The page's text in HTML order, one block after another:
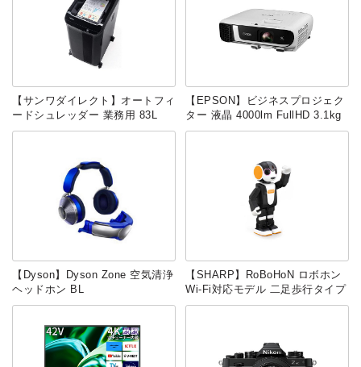
【サンワダイレクト】オートフィ
ードシュレッダー 業務用 83L
【EPSON】ビジネスプロジェク
ター 液晶 4000lm FullHD 3.1kg
【Dyson】Dyson Zone 空気清浄
ヘッドホン BL
【SHARP】RoBoHoN ロボホン
Wi-Fi対応モデル 二足歩行タイプ